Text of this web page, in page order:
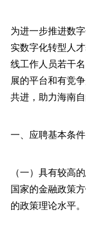
为进一步推进数
实数字化转型人
线工作人员若干
展的平台和有竞
共进，助力海南自
一、应聘基本条件
（一）具有较高
国家的金融政策
的政策理论水平。